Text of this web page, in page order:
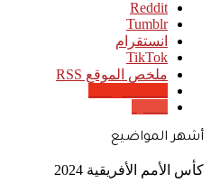
انستقرام
‫TikTok
ملخص الموقع RSS
أشهر المواضيع
كأس الأمم الأفريقية 2024